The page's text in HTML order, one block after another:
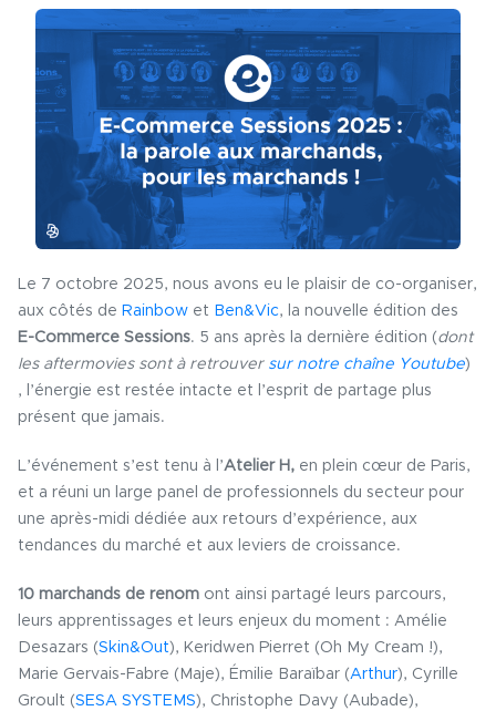
Le 7 octobre 2025, nous avons eu le plaisir de co-organiser,
aux côtés de Rainbow et Ben&Vic, la nouvelle édition des
E-Commerce Sessions. 5 ans après la dernière édition (dont
les aftermovies sont à retrouversur notre chaîne Youtube)
, l’énergie est restée intacte et l’esprit de partage plus
présent que jamais.
L’événement s’est tenu à l’Atelier H, en plein cœur de Paris,
et a réuni un large panel de professionnels du secteur pour
une après-midi dédiée aux retours d’expérience, aux
tendances du marché et aux leviers de croissance.
10 marchands de renom ont ainsi partagé leurs parcours,
leurs apprentissages et leurs enjeux du moment : Amélie
Desazars (Skin&Out), Keridwen Pierret (Oh My Cream !),
Marie Gervais-Fabre (Maje), Émilie Baraïbar (Arthur), Cyrille
Groult (SESA SYSTEMS), Christophe Davy (Aubade),